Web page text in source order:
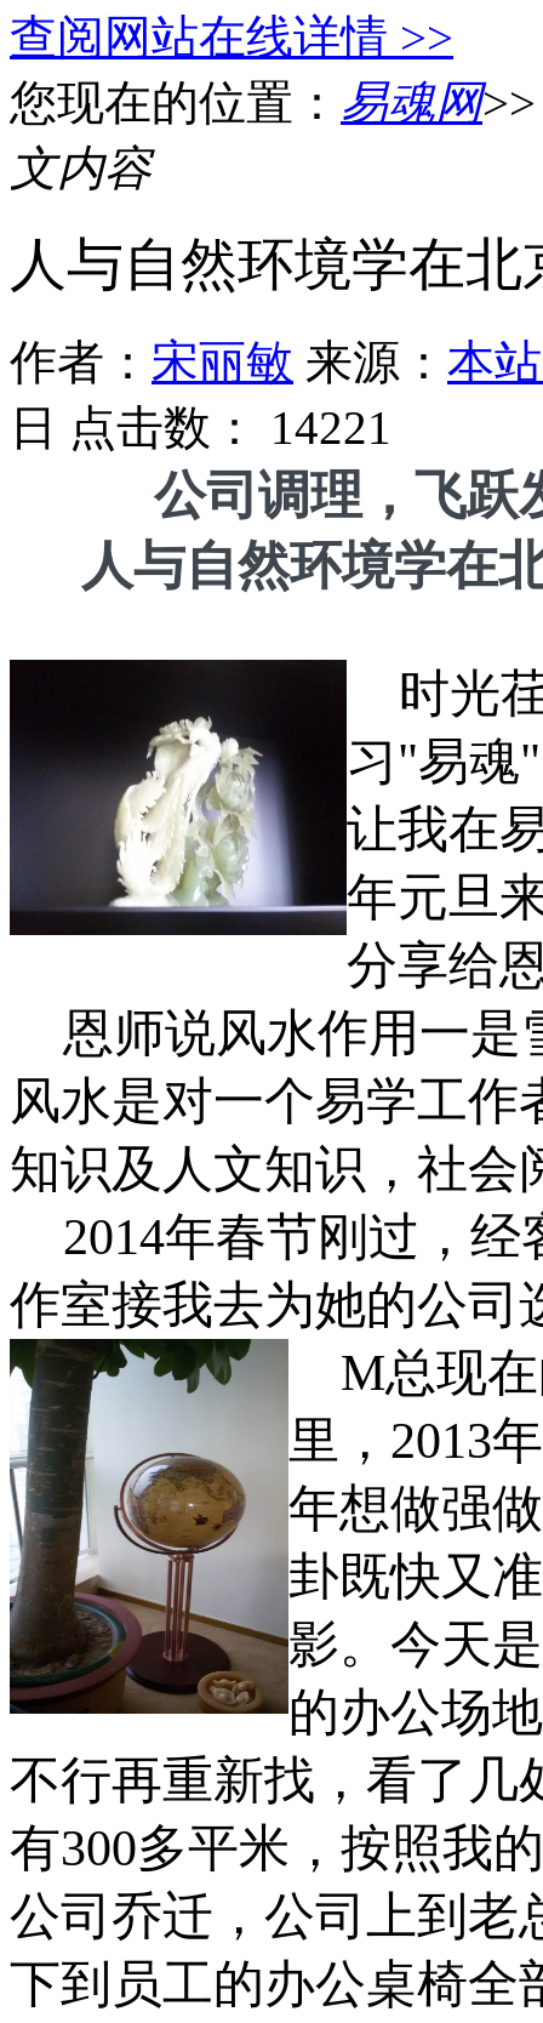
查阅网站在线详情 >>
您现在的位置： 易魂网
文内容
人与自然环境学在
作者： 宋丽敏 来源： 本
日 点击数： 14221
公司调理，飞跃
人与自然环境学在
时光
习"易魂"
让我在
年元旦
分享给
恩师说风水作用一
风水是对一个易学工
知识及人文知识，社会
2014年春节刚过，经
作室接我去为她的公司
M总现
里， 2013
年想做强
卦既快又
影。今天
的办公场
不行再重新找，看了几
有300多平米，按照我
公司乔迁，公司上到老
下到员工的办公桌椅全